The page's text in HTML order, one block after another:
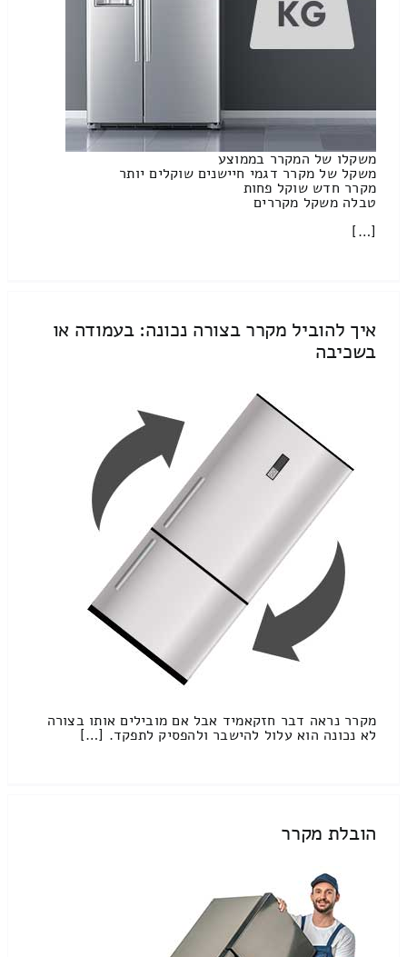
משקלו של המקרר בממוצע
משקל של מקרר דגמי חיישנים שוקלים יותר
מקרר חדש שוקל פחות
טבלה משקל מקררים
[…]
איך להוביל מקרר בצורה נכונה: בעמודה או
בשכיבה
מקרר נראה דבר חזקאמיד אבל אם מובילים אותו בצורה
לא נכונה הוא עלול להישבר ולהפסיק לתפקד. […]
הובלת מקרר